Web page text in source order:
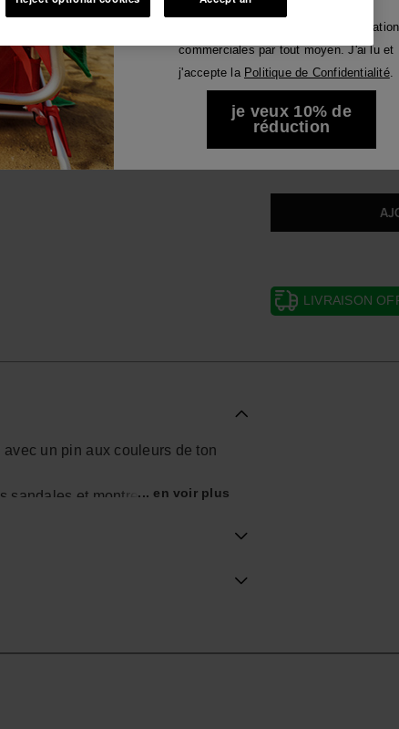
1ÈRE COMMANDE !
et profite d'avantages exclusifs.
nous et économise 10%.
Voir tous
nous et économise 10%.
LIVRAISON
un pin aux couleurs de ton
sandales et montrer ton amour
pins ajoutent une touche unique
en Belgique, et fais
... en voir plus
Je souhaite recevoir des
commerciales par tout moyen. J'ai lu et
j'accepte la Politique de Confidentialité.
je veux 10% de
réduction